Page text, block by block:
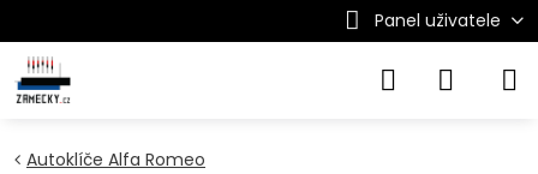
Panel uživatele
Autoklíče Alfa Romeo